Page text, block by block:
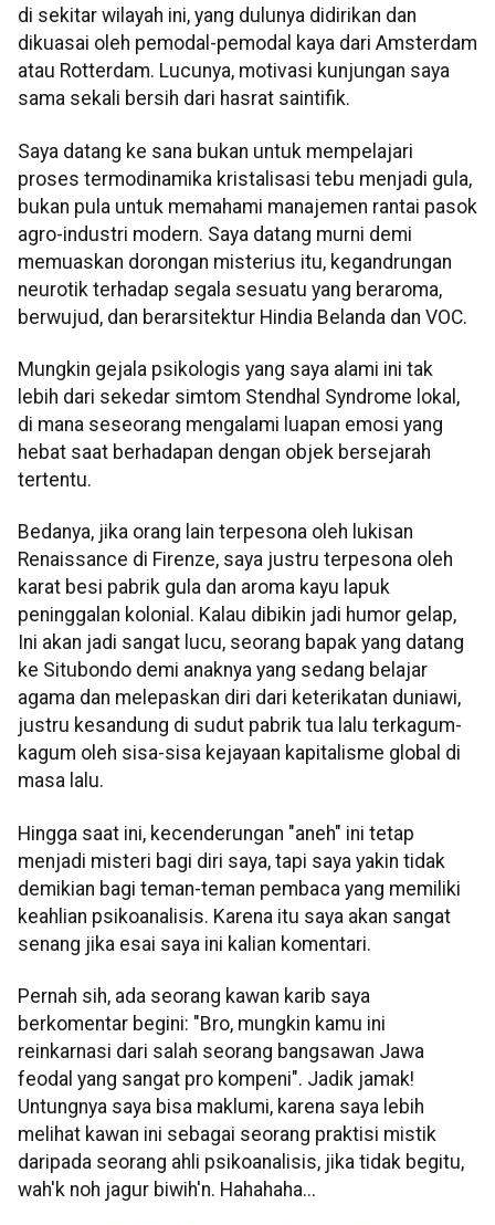
di sekitar wilayah ini, yang dulunya didirikan dan
dikuasai oleh pemodal-pemodal kaya dari Amsterdam
atau Rotterdam. Lucunya, motivasi kunjungan saya
sama sekali bersih dari hasrat saintifik.
Saya datang ke sana bukan untuk mempelajari
proses termodinamika kristalisasi tebu menjadi gula,
bukan pula untuk memahami manajemen rantai pasok
agro-industri modern. Saya datang murni demi
memuaskan dorongan misterius itu, kegandrungan
neurotik terhadap segala sesuatu yang beraroma,
berwujud, dan berarsitektur Hindia Belanda dan VOC.
Mungkin gejala psikologis yang saya alami ini tak
lebih dari sekedar simtom Stendhal Syndrome lokal,
di mana seseorang mengalami luapan emosi yang
hebat saat berhadapan dengan objek bersejarah
tertentu.
Bedanya, jika orang lain terpesona oleh lukisan
Renaissance di Firenze, saya justru terpesona oleh
karat besi pabrik gula dan aroma kayu lapuk
peninggalan kolonial. Kalau dibikin jadi humor gelap,
Ini akan jadi sangat lucu, seorang bapak yang datang
ke Situbondo demi anaknya yang sedang belajar
agama dan melepaskan diri dari keterikatan duniawi,
justru kesandung di sudut pabrik tua lalu terkagum-
kagum oleh sisa-sisa kejayaan kapitalisme global di
masa lalu.
Hingga saat ini, kecenderungan "aneh" ini tetap
menjadi misteri bagi diri saya, tapi saya yakin tidak
demikian bagi teman-teman pembaca yang memiliki
keahlian psikoanalisis. Karena itu saya akan sangat
senang jika esai saya ini kalian komentari.
Pernah sih, ada seorang kawan karib saya
berkomentar begini: "Bro, mungkin kamu ini
reinkarnasi dari salah seorang bangsawan Jawa
feodal yang sangat pro kompeni". Jadik jamak!
Untungnya saya bisa maklumi, karena saya lebih
melihat kawan ini sebagai seorang praktisi mistik
daripada seorang ahli psikoanalisis, jika tidak begitu,
wah'k noh jagur biwih'n. Hahahaha...